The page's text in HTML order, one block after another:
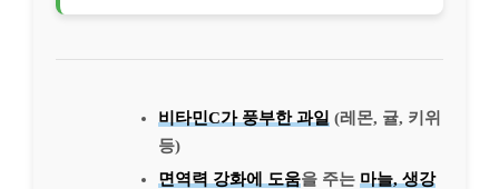
비타민C가 풍부한 과일 (레몬, 귤, 키위
등)
면역력 강화에 도움을 주는 마늘, 생강